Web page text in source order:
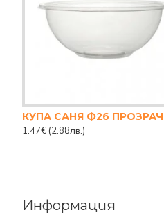
КУПА САНЯ Ф26
1.47€ (2.88лв.)
Информация